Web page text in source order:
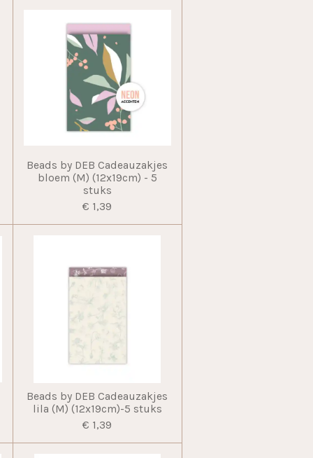
Beads by DEB Cadeauzakjes
bloem (M) (12x19cm) - 5
stuks
€ 1,39
Beads by DEB Cadeauzakjes
lila (M) (12x19cm)-5 stuks
€ 1,39